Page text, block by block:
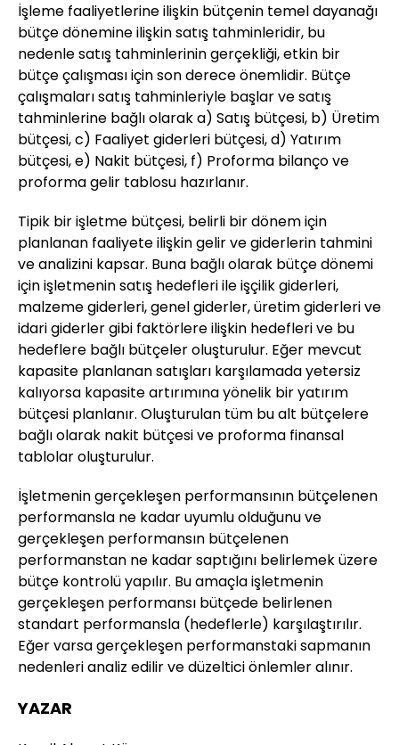
İşleme faaliyetlerine ilişkin bütçenin temel dayanağı
bütçe dönemine ilişkin satış tahminleridir, bu
nedenle satış tahminlerinin gerçekliği, etkin bir
bütçe çalışması için son derece önemlidir. Bütçe
çalışmaları satış tahminleriyle başlar ve satış
tahminlerine bağlı olarak a) Satış bütçesi, b) Üretim
bütçesi, c) Faaliyet giderleri bütçesi, d) Yatırım
bütçesi, e) Nakit bütçesi, f) Proforma bilanço ve
proforma gelir tablosu hazırlanır.
Tipik bir işletme bütçesi, belirli bir dönem için
planlanan faaliyete ilişkin gelir ve giderlerin tahmini
ve analizini kapsar. Buna bağlı olarak bütçe dönemi
için işletmenin satış hedefleri ile işçilik giderleri,
malzeme giderleri, genel giderler, üretim giderleri ve
idari giderler gibi faktörlere ilişkin hedefleri ve bu
hedeflere bağlı bütçeler oluşturulur. Eğer mevcut
kapasite planlanan satışları karşılamada yetersiz
kalıyorsa kapasite artırımına yönelik bir yatırım
bütçesi planlanır. Oluşturulan tüm bu alt bütçelere
bağlı olarak nakit bütçesi ve proforma finansal
tablolar oluşturulur.
İşletmenin gerçekleşen performansının bütçelenen
performansla ne kadar uyumlu olduğunu ve
gerçekleşen performansın bütçelenen
performanstan ne kadar saptığını belirlemek üzere
bütçe kontrolü yapılır. Bu amaçla işletmenin
gerçekleşen performansı bütçede belirlenen
standart performansla (hedeflerle) karşılaştırılır.
Eğer varsa gerçekleşen performanstaki sapmanın
nedenleri analiz edilir ve düzeltici önlemler alınır.
YAZAR